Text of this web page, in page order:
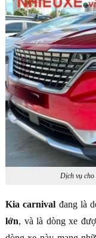
Dịch vụ
Kia carnival đang là
lớn, và là dòng xe